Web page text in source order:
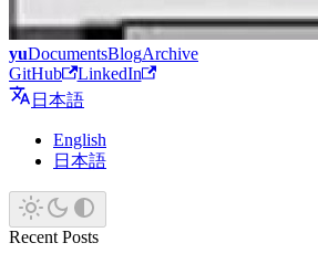
yuDocumentsBlogArchive
GitHub
LinkedIn
日本語
English
日本語
Recent Posts